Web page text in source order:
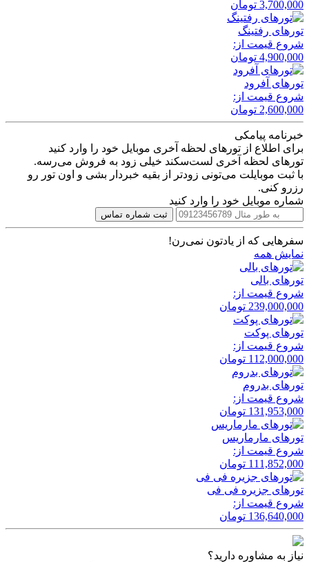
3,700,000 تومان
تور‌های رفتینگ
شروع قیمت از:
4,900,000 تومان
تور‌های آفرود
شروع قیمت از:
2,600,000 تومان
خبرنامه پیامکی
برای اطلاع از تورهای لحظه آخری موبایل خود را وارد کنید
تورهای لحظه آخری لست‌سکند خیلی زود به فروش می‌رسه.
با ثبت موبایلت می‌تونی زودتر از بقیه خبردار بشی و اون تور رو
رزرو کنی.
شماره موبایل خود را وارد کنید
ثبت شماره تماس
سفرهایی که از یادتون نمی‌رن!
نمایش همه
تور‌های بالی
شروع قیمت از:
239,000,000 تومان
تور‌های پوکت
شروع قیمت از:
112,000,000 تومان
تور‌های بدروم
شروع قیمت از:
131,953,000 تومان
تور‌های مارماریس
شروع قیمت از:
111,852,000 تومان
تور‌های جزیره فی فی
شروع قیمت از:
136,640,000 تومان
نیاز به مشاوره دارید؟